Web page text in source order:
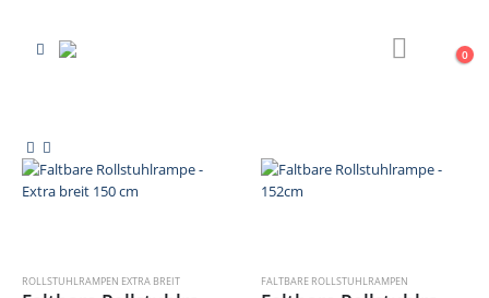
0
ROLLSTUHLRAMPEN EXTRA BREIT FALTBARE ROLLSTUHLRAMPEN